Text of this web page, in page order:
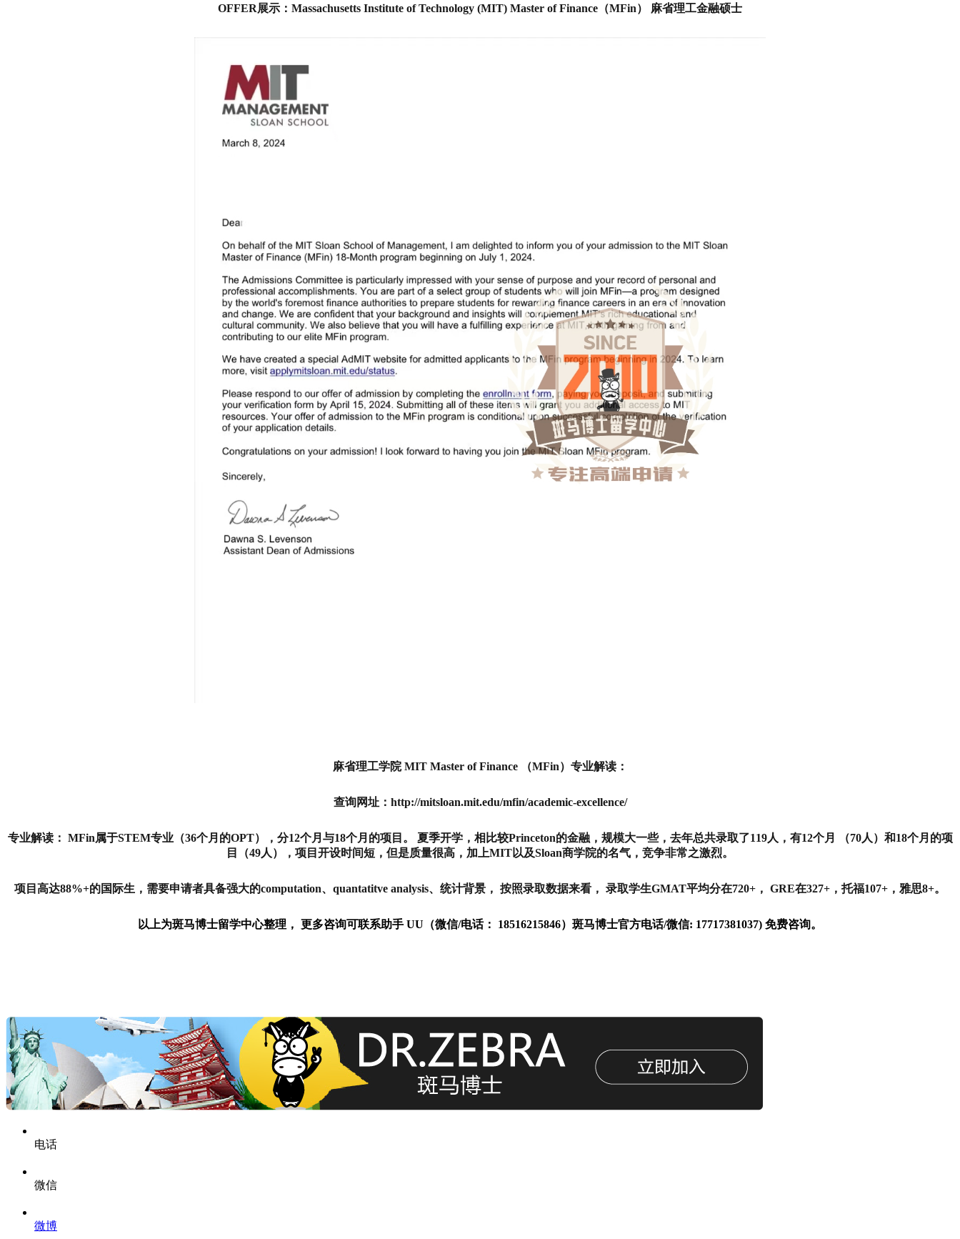
OFFER展示： Massachusetts Institute of Technology (MIT) Master of Finance（MFin） 麻省理工金融硕士
麻省理工学院 MIT Master of Finance （MFin）专业解读：
查询网址：http://mitsloan.mit.edu/mfin/academic-excellence/
专业解读： MFin属于STEM专业（36个月的OPT），分12个月与18个月的项目。 夏季开学，相比较Princeton的金融，规模大一些，去年总共录取了119人，有12个月 （70人）和18个月的项
目（49人），项目开设时间短，但是质量很高，加上MIT以及Sloan商学院的名气，竞争非常之激烈。
项目高达88%+的国际生，需要申请者具备强大的computation、quantatitve analysis、统计背景， 按照录取数据来看， 录取学生GMAT平均分在720+， GRE在327+，托福107+，雅思8+。
以上为斑马博士留学中心整理， 更多咨询可联系助手 UU（微信/电话： 18516215846）斑马博士官方电话/微信: 17717381037) 免费咨询。
电话
微信
微博